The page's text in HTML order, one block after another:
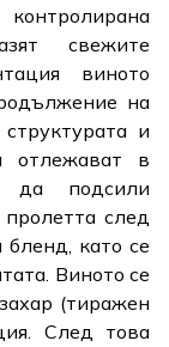
свежите
виното
на
и
отлежават в
да подсили
след
бленд, като се
Виното се
(тиражен
След това